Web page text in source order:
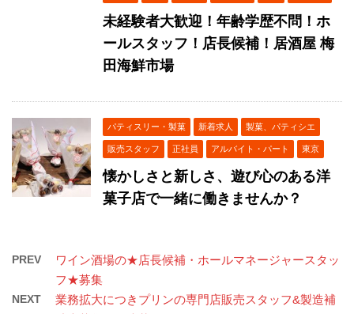
未経験者大歓迎！年齢学歴不問！ホ
ールスタッフ！店長候補！居酒屋 梅
田海鮮市場
パティスリー・製菓 新着求人 製菓、パティシエ
販売スタッフ 正社員 アルバイト・パート 東京
懐かしさと新しさ、遊び心のある洋
菓子店で一緒に働きませんか？
PREV
ワイン酒場の★店長候補・ホールマネージャースタッ
フ★募集
NEXT
業務拡大につきプリンの専門店販売スタッフ&製造補